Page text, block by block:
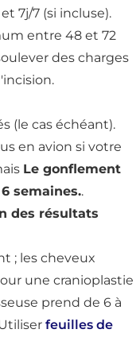
7j/7 (si incluse).
entre 48 et 72
des charges
(le cas échéant).
en avion si votre
Le gonflement
semaines..
des résultats
; les cheveux
une cranioplastie
prend de 6 à
feuilles de